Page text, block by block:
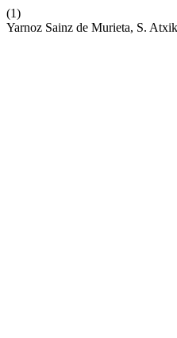
(1)
Yarnoz Sainz de Murieta, S.